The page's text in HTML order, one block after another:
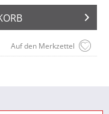
Auf den Merkzettel